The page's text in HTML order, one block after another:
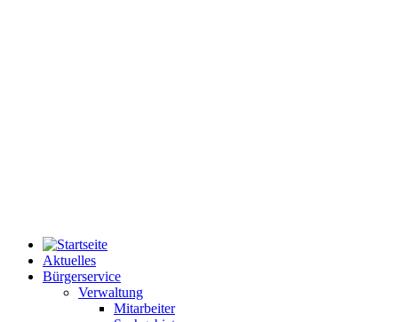
Aktuelles
Bürgerservice
Verwaltung
Mitarbeiter